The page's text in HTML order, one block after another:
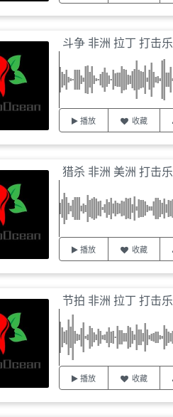
斗争 非洲 拉丁 打击乐
播放 收藏
猎杀 非洲 美洲 打击乐
播放 收藏
节拍 非洲 拉丁 打击乐
播放 收藏